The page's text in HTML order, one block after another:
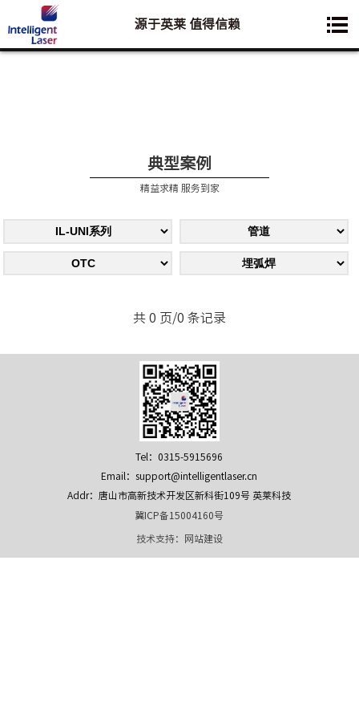
您想要了解的业务是:
源于英莱 值得信赖
典型案例
精益求精 服务到家
共 0 页/0 条记录
Tel：0315-5915696
Email：support@intelligentlaser.cn
Addr：唐山市高新技术开发区新科街109号 英莱科技
冀ICP备15004160号
技术支持： 网站建设